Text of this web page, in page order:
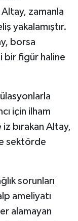
Altay, zamanla
yakalamıştır.
borsa
bir figür haline
için ilham
bırakan Altay,
sektörde
sorunları
ameliyatı
alamayan